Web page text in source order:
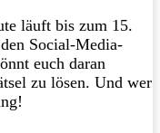
läuft bis zum 15.
Social-Media-
euch daran
zu lösen. Und wer